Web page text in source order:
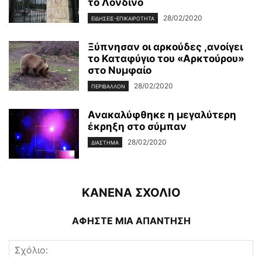
ΕΙΔΉΣΕΙΣ-ΕΠΙΚΑΙΡΌΤΗΤΑ 28/02/2020
Ξύπνησαν οι αρκούδες ,ανοίγει
το Καταφύγιο του «Αρκτούρου»
στο Νυμφαίο
ΠΕΡΙΒΆΛΛΟΝ 28/02/2020
Ανακαλύφθηκε η μεγαλύτερη
έκρηξη στο σύμπαν
ΔΙΆΣΤΗΜΑ 28/02/2020
ΚΑΝΕΝΑ ΣΧΟΛΙΟ
ΑΦΗΣΤΕ ΜΙΑ ΑΠΑΝΤΗΣΗ